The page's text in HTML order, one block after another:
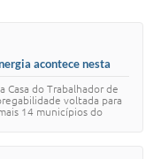
acontece nesta
do Trabalhador de
voltada para
14 municípios do